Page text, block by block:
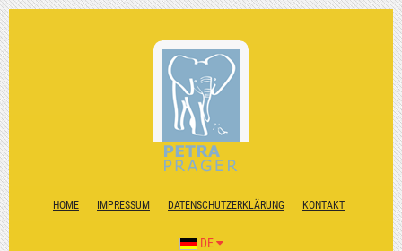
HOME IMPRESSUM DATENSCHUTZERKLÄRUNG KONTAKT
DE